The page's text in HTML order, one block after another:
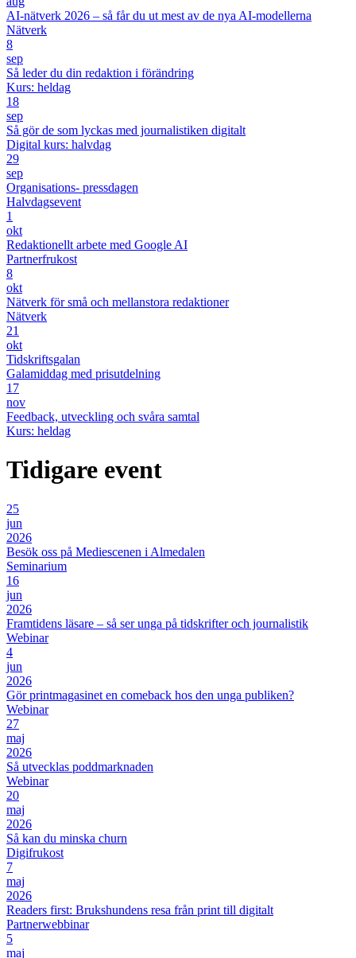
AI-nätverk 2026 – så får du ut mest av de nya AI-modellerna
Nätverk
8
sep
Så leder du din redaktion i förändring
Kurs: heldag
18
sep
Så gör de som lyckas med journalistiken digitalt
Digital kurs: halvdag
29
sep
Organisations- pressdagen
Halvdagsevent
1
okt
Redaktionellt arbete med Google AI
Partnerfrukost
8
okt
Nätverk för små och mellanstora redaktioner
Nätverk
21
okt
Tidskriftsgalan
Galamiddag med prisutdelning
17
nov
Feedback, utveckling och svåra samtal
Kurs: heldag
Tidigare event
25
jun
2026
Besök oss på Mediescenen i Almedalen
Seminarium
16
jun
2026
Framtidens läsare – så ser unga på tidskrifter och journalistik
Webinar
4
jun
2026
Gör printmagasinet en comeback hos den unga publiken?
Webinar
27
maj
2026
Så utvecklas poddmarknaden
Webinar
20
maj
2026
Så kan du minska churn
Digifrukost
7
maj
2026
Readers first: Brukshundens resa från print till digitalt
Partnerwebbinar
5
maj